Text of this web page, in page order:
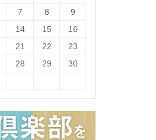
7 8
9
14 15
16
21 22
23
28 29
30